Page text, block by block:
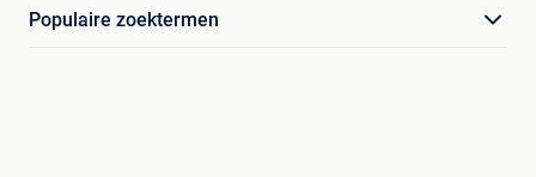
Populaire zoektermen